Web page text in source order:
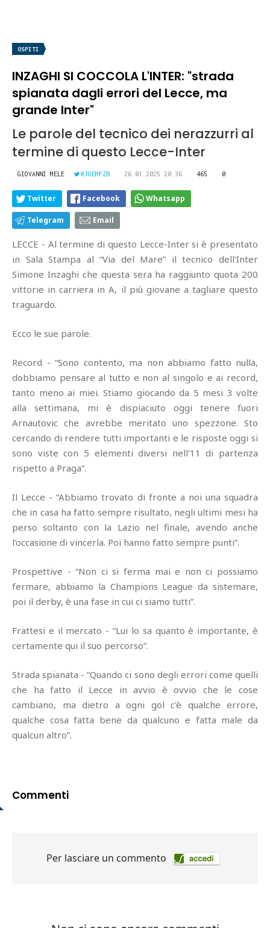
OSPITI
INZAGHI SI COCCOLA L'INTER: "strada
spianata dagli errori del Lecce, ma
grande Inter"
Le parole del tecnico dei nerazzurri al
termine di questo Lecce-Inter
GIOVANNI MELE @JOEMFZB 26.01.2025 20:36 465 0
Twitter Facebook Whatsapp
Telegram Email
LECCE - Al termine di questo Lecce-Inter si è presentato
in Sala Stampa al “Via del Mare” il tecnico dell'Inter
Simone Inzaghi che questa sera ha raggiunto quota 200
vittorie in carriera in A, il più giovane a tagliare questo
traguardo.
Ecco le sue parole.
Record - “Sono contento, ma non abbiamo fatto nulla,
dobbiamo pensare al tutto e non al singolo e ai record,
tanto meno ai miei. Stiamo giocando da 5 mesi 3 volte
alla settimana, mi è dispiaciuto oggi tenere fuori
Arnautovic che avrebbe meritato uno spezzone. Sto
cercando di rendere tutti importanti e le risposte oggi si
sono viste con 5 elementi diversi nell'11 di partenza
rispetto a Praga”.
Il Lecce - “Abbiamo trovato di fronte a noi una squadra
che in casa ha fatto sempre risultato, negli ultimi mesi ha
perso soltanto con la Lazio nel finale, avendo anche
l'occasione di vincerla. Poi hanno fatto sempre punti”.
Prospettive - “Non ci si ferma mai e non ci possiamo
fermare, abbiamo la Champions League da sistemare,
poi il derby, è una fase in cui ci siamo tutti”.
Frattesi e il mercato - “Lui lo sa quanto è importante, è
certamente qui il suo percorso”.
Strada spianata - “Quando ci sono degli errori come quelli
che ha fatto il Lecce in avvio è ovvio che le cose
cambiano, ma dietro a ogni gol c'è qualche errore,
qualche cosa fatta bene da qualcuno e fatta male da
qualcun altro”.
Commenti